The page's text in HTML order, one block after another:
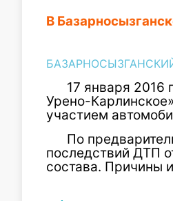
В
17 января 2016
Урено-
участием
По
последствий ДТП
состава. Причины